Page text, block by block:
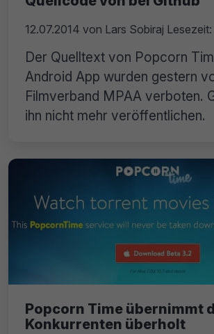
12.07.2014 von Lars Sobiraj
Der Quelltext von Popcorn
Android App wurden gestern
Filmverband MPAA verboten.
ihn nicht mehr veröffentlichen.
Popcorn Time übernimmt
Konkurrenten überholt